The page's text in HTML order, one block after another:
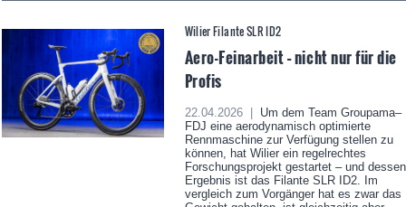
Wilier Filante SLR ID2
Aero-Feinarbeit – nicht nur für die
Profis
22.04.2026 |
Um dem Team Groupama–
FDJ eine aerodynamisch optimierte
Rennmaschine zur Verfügung stellen zu
können, hat Wilier ein regelrechtes
Forschungsprojekt gestartet – und dessen
Ergebnis ist das Filante SLR ID2. Im
vergleich zum Vorgänger hat es zwar das